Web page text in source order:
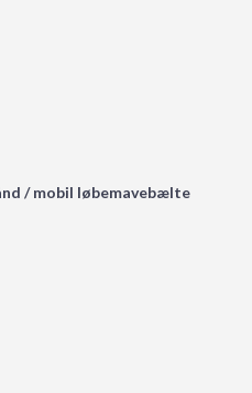
/ mobil løbemavebælte